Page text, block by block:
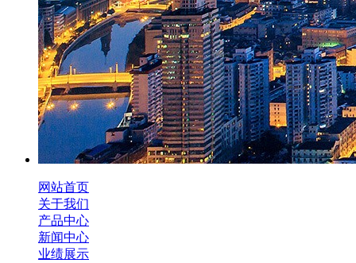
网站首页
关于我们
产品中心
新闻中心
业绩展示